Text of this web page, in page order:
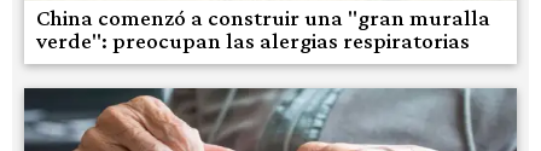
China comenzó a construir una "gran muralla
verde": preocupan las alergias respiratorias